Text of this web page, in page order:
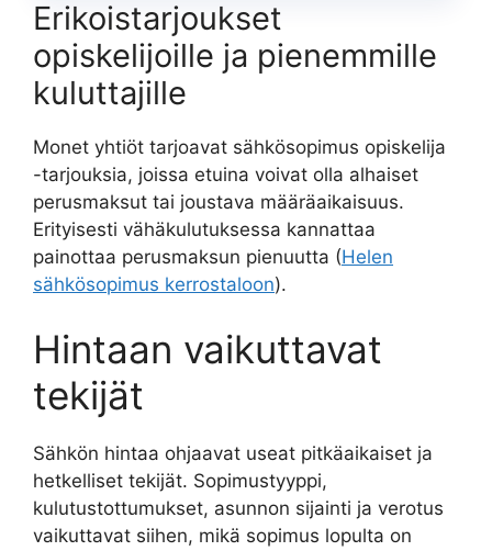
Erikoistarjoukset
opiskelijoille ja pienemmille
kuluttajille
Monet yhtiöt tarjoavat sähkösopimus opiskelija
-tarjouksia, joissa etuina voivat olla alhaiset
perusmaksut tai joustava määräaikaisuus.
Erityisesti vähäkulutuksessa kannattaa
painottaa perusmaksun pienuutta (Helen
sähkösopimus kerrostaloon).
Hintaan vaikuttavat
tekijät
Sähkön hintaa ohjaavat useat pitkäaikaiset ja
hetkelliset tekijät. Sopimustyyppi,
kulutustottumukset, asunnon sijainti ja verotus
vaikuttavat siihen, mikä sopimus lopulta on